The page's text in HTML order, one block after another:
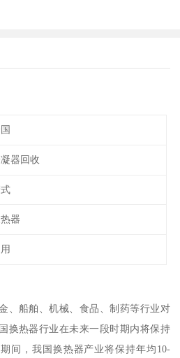
器回收
器
、船舶、机械、食品、制药等行业对
换热器行业在未来一段时期内将保持
间，我国换热器产业将保持年均10-